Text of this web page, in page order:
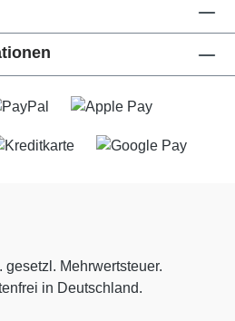
Mehrwertsteuer.
in Deutschland.